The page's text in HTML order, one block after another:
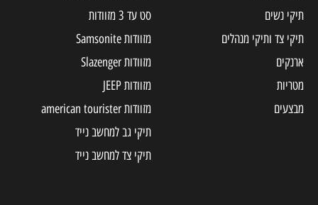
תיקי נשים
תיקי צד ותיקי מנהלים
ארנקים
מטריות
מבצעים
סט עד 3 מזוודות
מזוודות Samsonite
מזוודות Slazenger
מזוודות JEEP
מזוודות american tourister
תיקי גב למחשב נייד
תיקי צד למחשב נייד